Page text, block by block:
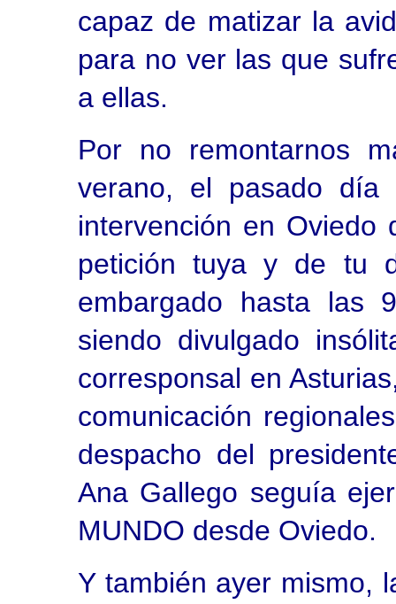
capaz de matizar la
para no ver las que
a ellas.
Por no remontarnos
verano, el pasado
intervención en
petición tuya y de tu
embargado hasta las
siendo divulgado
corresponsal en
comunicación
despacho del
Ana Gallego seguía
MUNDO desde Oviedo.
Y también ayer mismo,